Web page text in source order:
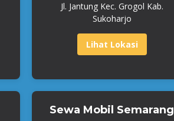
Jl. Jantung Kec. Grogol Kab.
Sukoharjo
Lihat Lokasi
Sewa Mobil Semarang